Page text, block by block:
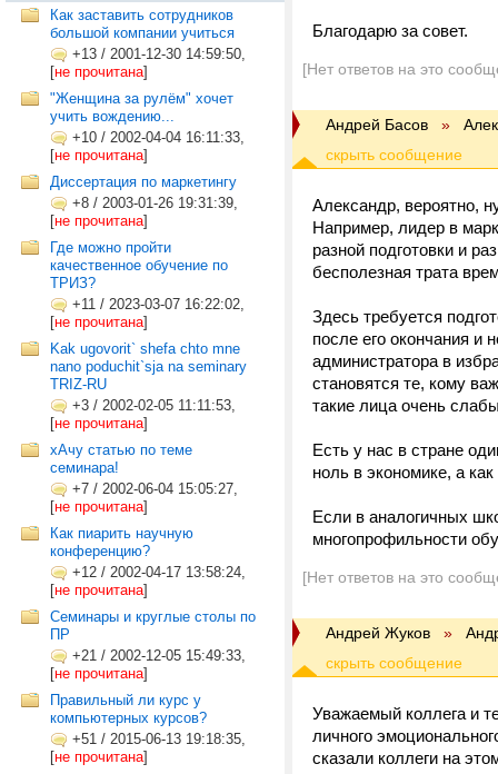
Как заставить сотрудников
большой компании учиться
+13 / 2001-12-30 14:59:50,
[не прочитана]
"Женщина за рулём" хочет
учить вождению...
+10 / 2002-04-04 16:11:33,
[не прочитана]
Диссертация по маркетингу
+8 / 2003-01-26 19:31:39,
[не прочитана]
Где можно пройти
качественное обучение по
ТРИЗ?
+11 / 2023-03-07 16:22:02,
[не прочитана]
Kak ugovorit` shefa chto mne
nano poduchit`sja na seminary
TRIZ-RU
+3 / 2002-02-05 11:11:53,
[не прочитана]
хАчу статью по теме
семинара!
+7 / 2002-06-04 15:05:27,
[не прочитана]
Как пиарить научную
конференцию?
+12 / 2002-04-17 13:58:24,
[не прочитана]
Семинары и круглые столы по
ПР
+21 / 2002-12-05 15:49:33,
[не прочитана]
Правильный ли курс у
компьютерных курсов?
+51 / 2015-06-13 19:18:35,
[не прочитана]
Благодарю за совет.
[Нет ответов на это
Андрей Басов »
Александр, вероятно,
Например, лидер в
разной подготовки и
бесполезная трата
Здесь требуется
после его окончания и
администратора в
становятся те, кому
такие лица очень
Есть у нас в стране
ноль в экономике, а
Если в аналогичных
многопрофильности
[Нет ответов на это
Андрей Жуков »
Уважаемый коллега и
личного
сказали коллеги на